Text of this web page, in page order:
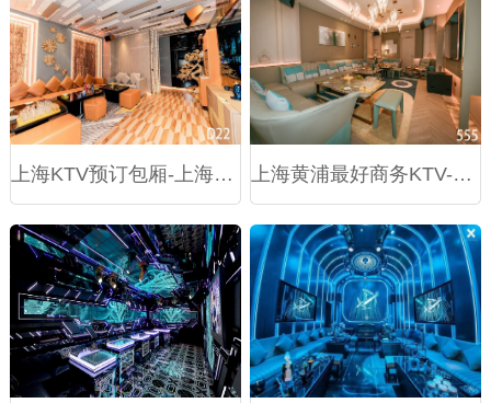
上海KTV预订包厢-上海徐汇区中山南二路热门夜总会推荐 上海黄浦最好商务KTV-上海黄浦十大商务KTV预定排行榜